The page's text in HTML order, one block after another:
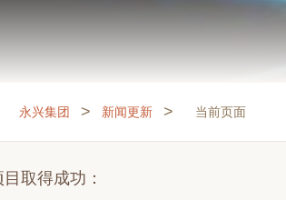
永兴集团 > 新闻更新 > 当前页面
取得成功：